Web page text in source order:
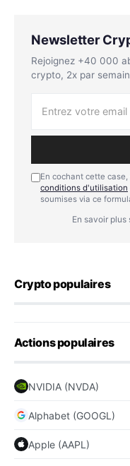
Newsletter
Rejoignez +40 000
crypto, 2x par
En cochant cette
conditions d'utilisation
soumises via ce
En savoir
Crypto populaires
Actions populaires
NVIDIA (NVDA)
Alphabet (GOOGL)
Apple (AAPL)